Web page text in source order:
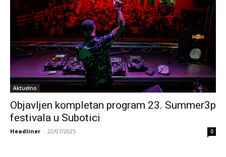
Aktuelno
Objavljen kompletan program 23. Summer3p
festivala u Subotici
Headliner - 22/07/2025 0